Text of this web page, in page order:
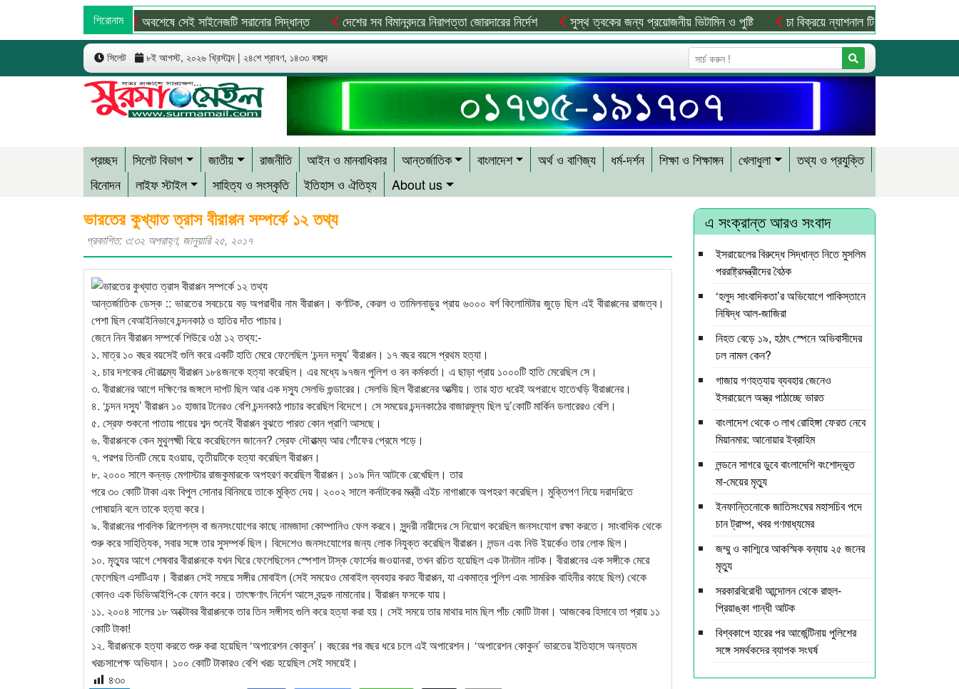
শিরোনামঅবশেষে সেই সাইনেজটি সরানোর সিদ্ধান্ত দেশের সব বিমানবন্দরে নিরাপত্তা জোরদারের নির্দেশ সুস্থ ত্বকের জন্য প্রয়োজনীয় ভিটামিন ও পুষ্টি চা বিক্রয়ে ন্যাশনাল টি কোম্পানির নতুন ইতিহাস
সিলেট ৮ই আগস্ট, ২০২৬ খ্রিস্টাব্দ | ২৪শে শ্রাবণ, ১৪৩৩ বঙ্গাব্দ
প্রচ্ছদ সিলেট বিভাগ জাতীয় রাজনীতি আইন ও মানবাধিকার আন্তর্জাতিক বাংলাদেশ অর্থ ও বাণিজ্য ধর্ম-দর্শন শিক্ষা ও শিক্ষাঙ্গন খেলাধুলা
তথ্য ও প্রযুক্তি
বিনোদন
লাইফ স্টাইল সাহিত্য ও সংস্কৃতি ইতিহাস ও ঐতিহ্য About us
ভারতের কুখ্যাত ত্রাস বীরাপ্পন সম্পর্কে ১২ তথ্য
প্রকাশিত: ৩:৩২ অপরাহ্ণ, জানুয়ারি ২৫, ২০১৭
আন্তর্জাতিক ডেস্ক :: ভারতের সবচেয়ে বড় অপরাধীর নাম বীরাপ্পন। কর্ণাটক, কেরল ও তামিলনাড়ুর প্রায় ৬০০০ বর্গ কিলোমিটার জুড়ে ছিল এই বীরাপ্পনের রাজত্ব।
পেশা ছিল বেআইনিভাবে চন্দনকাঠ ও হাতির দাঁত পাচার।
জেনে নিন বীরাপ্পন সম্পর্কে শিউরে ওঠা ১২ তথ্য:-
১. মাত্র ১০ বছর বয়সেই গুলি করে একটি হাতি মেরে ফেলেছিল ‘চন্দন দস্যু’ বীরাপ্পন। ১৭ বছর বয়সে প্রথম হত্যা।
২. চার দশকের দৌরাত্ম্যে বীরাপ্পন ১৮৪জনকে হত্যা করেছিল। এর মধ্যে ৯৭জন পুলিশ ও বন কর্মকর্তা। এ ছাড়া প্রায় ১০০০টি হাতি মেরেছিল সে।
৩. বীরাপ্পনের আগে দক্ষিণের জঙ্গলে দাপট ছিল আর এক দস্যু সেলভি গুন্ডারের। সেলভি ছিল বীরাপ্পনের আত্মীয়। তার হাত ধরেই অপরাধে হাতেখড়ি বীরাপ্পনের।
৪. ‘চন্দন দস্যু’ বীরাপ্পন ১০ হাজার টনেরও বেশি চন্দনকাঠ পাচার করেছিল বিদেশে। সে সময়ের চন্দনকাঠের বাজারমূল্য ছিল দু’কোটি মার্কিন ডলারেরও বেশি।
৫. স্রেফ শুকনো পাতায় পায়ের শব্দ শুনেই বীরাপ্পন বুঝতে পারত কোন প্রাণি আসছে।
৬. বীরাপ্পনকে কেন মুথুলক্ষ্মী বিয়ে করেছিলেন জানেন? স্রেফ দৌরাত্ম্য আর গোঁফের প্রেমে পড়ে।
৭. পরপর তিনটি মেয়ে হওয়ায়, তৃতীয়টিকে হত্যা করেছিল বীরাপ্পন।
৮. ২০০০ সালে কন্নড় মেগাস্টার রাজকুমারকে অপহরণ করেছিল বীরাপ্পন। ১০৯ দিন আটকে রেখেছিল। তার
পরে ৩০ কোটি টাকা এবং বিপুল সোনার বিনিময়ে তাকে মুক্তি দেয়। ২০০২ সালে কর্নাটকের মন্ত্রী এইচ নাগাপ্পাকে অপহরণ করেছিল। মুক্তিপণ নিয়ে দরাদরিতে
পোষায়নি বলে তাকে হত্যা করে।
৯. বীরাপ্পনের পাবলিক রিলেশন্‌স বা জনসংযোগের কাছে নামজাদা কোম্পানিও ফেল করবে। সুন্দরী নারীদের সে নিয়োগ করেছিল জনসংযোগ রক্ষা করতে। সাংবাদিক থেকে
শুরু করে সাহিত্যিক, সবার সঙ্গে তার সুসম্পর্ক ছিল। বিদেশেও জনসংযোগের জন্য লোক নিযুক্ত করেছিল বীরাপ্পন। লন্ডন এবং নিউ ইয়র্কেও তার লোক ছিল।
১০. মৃত্যুর আগে শেষবার বীরাপ্পনকে যখন ঘিরে ফেলেছিলেন স্পেশাল টাস্ক ফোর্সের জওয়ানরা, তখন রচিত হয়েছিল এক টানটান নাটক। বীরাপ্পনের এক সঙ্গীকে মেরে
ফেলেছিল এসটিএফ। বীরাপ্পন সেই সময়ে সঙ্গীর মোবাইল (সেই সময়েও মোবাইল ব্যবহার করত বীরাপ্পন, যা একমাত্র পুলিশ এবং সামরিক বাহিনীর কাছে ছিল) থেকে
কোনও এক ভিভিআইপি-কে ফোন করে। তাৎক্ষণাৎ নির্দেশ আসে বন্দুক নামানোর। বীরাপ্পন ফসকে যায়।
১১. ২০০৪ সালের ১৮ অক্টোবর বীরাপ্পনকে তার তিন সঙ্গীসহ গুলি করে হত্যা করা হয়। সেই সময়ে তার মাথার দাম ছিল পাঁচ কোটি টাকা। আজকের হিসাবে তা প্রায় ১১
কোটি টাকা!
১২. বীরাপ্পনকে হত্যা করতে শুরু করা হয়েছিল ‘অপারেশন কোকুন’। বছরের পর বছর ধরে চলে এই অপারেশন। ‘অপারেশন কোকুন’ ভারতের ইতিহাসে অন্যতম
খরচসাপেক্ষ অভিযান। ১০০ কোটি টাকারও বেশি খরচ হয়েছিল সেই সময়েই।
৪৩০
এ সংক্রান্ত আরও সংবাদ
ইসরায়েলের বিরুদ্ধে সিদ্ধান্ত নিতে মুসলিম
পররাষ্ট্রমন্ত্রীদের বৈঠক
‘হলুদ সাংবাদিকতা’র অভিযোগে পাকিস্তানে
নিষিদ্ধ আল-জাজিরা
নিহত বেড়ে ১৯, হঠাৎ স্পেনে অভিবাসীদের
ঢল নামল কেন?
গাজায় গণহত্যায় ব্যবহার জেনেও
ইসরায়েলে অস্ত্র পাঠাচ্ছে ভারত
বাংলাদেশ থেকে ৩ লাখ রোহিঙ্গা ফেরত নেবে
মিয়ানমার: আনোয়ার ইব্রাহিম
লন্ডনে সাগরে ডুবে বাংলাদেশি বংশোদ্ভূত
মা-মেয়ের মৃত্যু
ইনফান্তিনোকে জাতিসংঘের মহাসচিব পদে
চান ট্রাম্প, খবর গণমাধ্যমের
জম্মু ও কাশ্মিরে আকস্মিক বন্যায় ২৫ জনের
মৃত্যু
সরকারবিরোধী আন্দোলন থেকে রাহুল-
প্রিয়াঙ্কা গান্ধী আটক
বিশ্বকাপে হারের পর আর্জেন্টিনায় পুলিশের
সঙ্গে সমর্থকদের ব্যাপক সংঘর্ষ